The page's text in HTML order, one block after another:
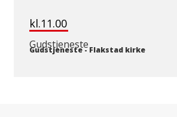
kl.11.00
Gudstjeneste
Gudstjeneste-Flakstad kirke